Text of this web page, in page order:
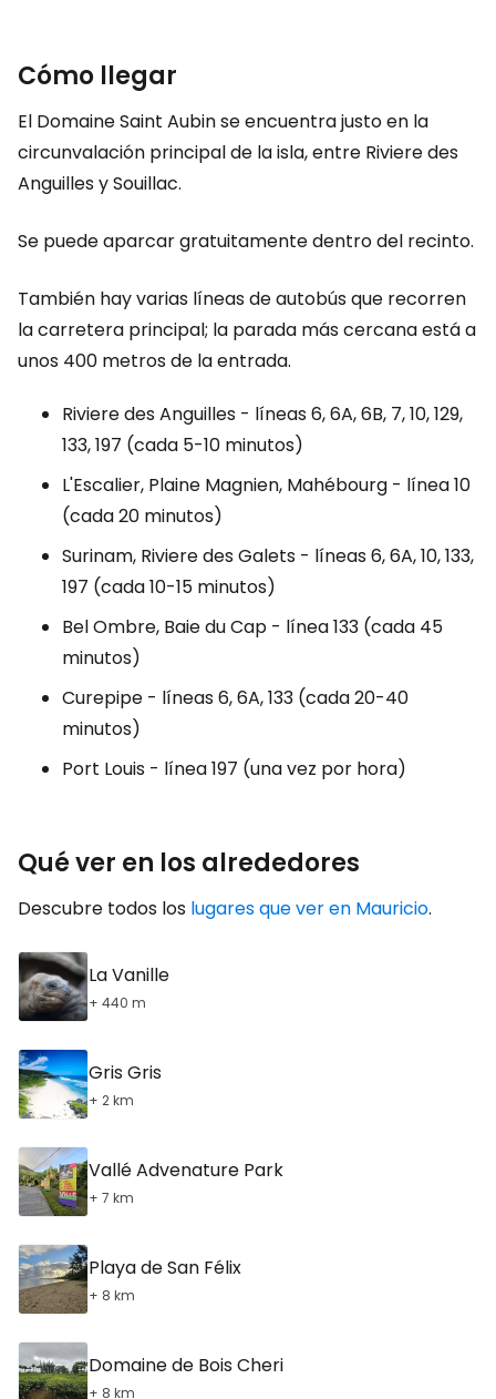
Cómo llegar
El Domaine Saint Aubin se encuentra justo en la
circunvalación principal de la isla, entre Riviere des
Anguilles y Souillac.
Se puede aparcar gratuitamente dentro del recinto.
También hay varias líneas de autobús que recorren
la carretera principal; la parada más cercana está a
unos 400 metros de la entrada.
Riviere des Anguilles - líneas 6, 6A, 6B, 7, 10, 129,
133, 197 (cada 5-10 minutos)
L'Escalier, Plaine Magnien, Mahébourg - línea 10
(cada 20 minutos)
Surinam, Riviere des Galets - líneas 6, 6A, 10, 133,
197 (cada 10-15 minutos)
Bel Ombre, Baie du Cap - línea 133 (cada 45
minutos)
Curepipe - líneas 6, 6A, 133 (cada 20-40
minutos)
Port Louis - línea 197 (una vez por hora)
Qué ver en los alrededores
Descubre todos los lugares que ver en Mauricio.
La Vanille
+ 440 m
Gris Gris
+ 2 km
Vallé Advenature Park
+ 7 km
Playa de San Félix
+ 8 km
Domaine de Bois Cheri
+ 8 km